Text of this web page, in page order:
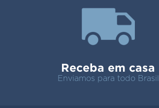
Receba em casa
Enviamos para todo Brasil